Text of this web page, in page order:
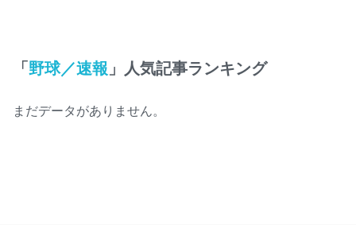
「野球／速報 」人気記事ランキング
まだデータがありません。